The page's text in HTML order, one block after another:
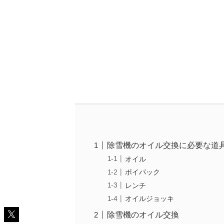
除雪機のオイル交換に必要な道
オイル
ポイパック
レンチ
オイルジョッキ
除雪機のオイル交換